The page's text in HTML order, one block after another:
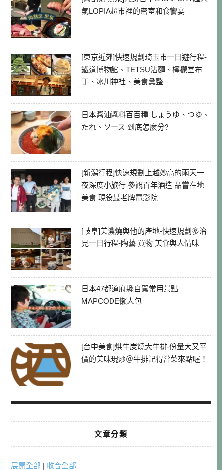
氣LOPIA超市裡的密室和食饗宴
[東京近郊]快速規劃琦玉市一日遊行程-
鐵道博物館、TETSU沾麵、檸檬堂布
丁、冰川神社、美食彙整
日本醬油醬料百百種 しょうゆ、つゆ、
たれ、ソース 到底怎麼分?
[新潟行程]快速規劃上越妙高的兩天一
夜深度小旅行 參觀百年酒造 品嘗在地
美食 現役最老牌電影院
[岐阜]美濃燒與他的產地-快速規劃多治
見一日行程-陶藝 買物 美食與人情味
日本47都道府縣自駕常用景點
MAPCODE懶人包
[台中美食]烘牛炭燒大牛排-份量大又平
價的美味現炒＠牛排記得當菜來點喔！
文章分類
展開全部 | 收合全部